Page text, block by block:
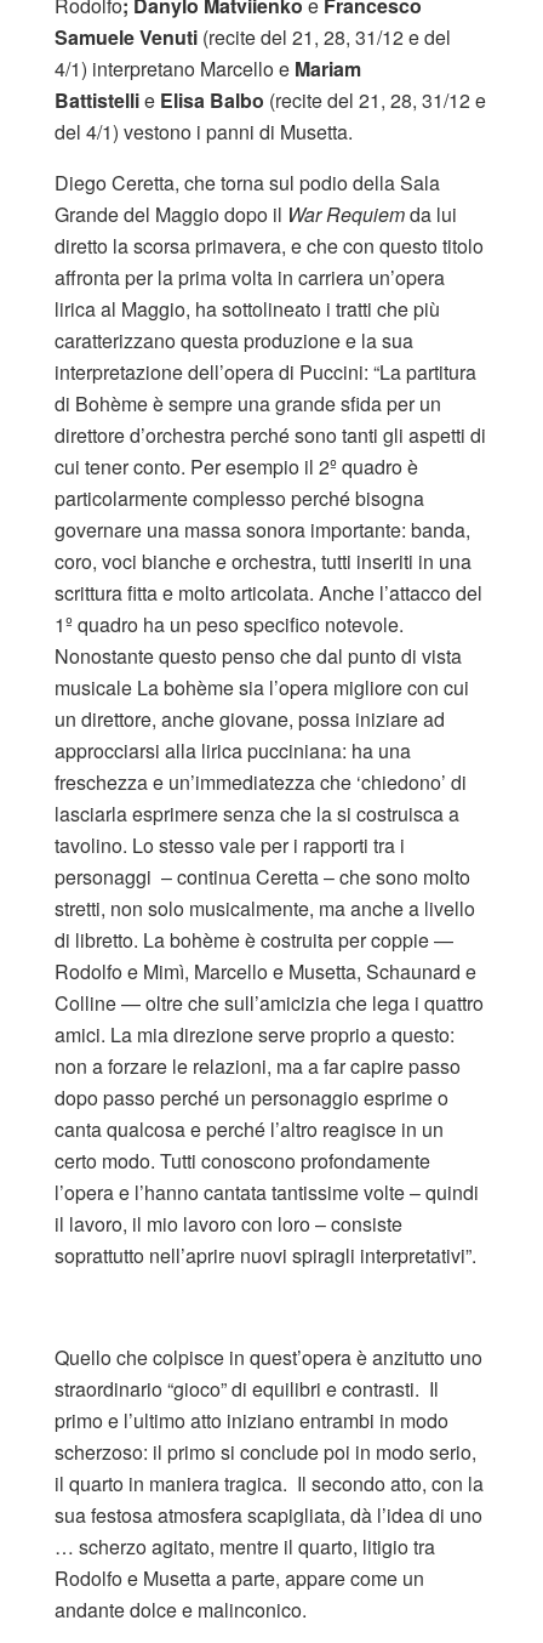
Samuele Venuti (recite del 21, 28, 31/12 e del
4/1) interpretano Marcelloe Mariam
Battistellie Elisa Balbo (recite del 21, 28, 31/12 e
del 4/1) vestono i panni di Musetta.
Diego Ceretta, che torna sul podio della Sala
Grande del Maggio dopo il War Requiemda lui
diretto la scorsa primavera, e che con questo titolo
affronta per la prima volta in carriera un’opera
lirica al Maggio, ha sottolineato i tratti che più
caratterizzano questa produzione e la sua
interpretazione dell’opera di Puccini: “La partitura
di Bohème è sempre una grande sfida per un
direttore d’orchestra perché sono tanti gli aspetti di
cui tener conto. Per esempio il 2º quadro è
particolarmente complesso perché bisogna
governare una massa sonora importante: banda,
coro, voci bianche e orchestra, tutti inseriti in una
scrittura fitta e molto articolata. Anche l’attacco del
1º quadro ha un peso specifico notevole.
Nonostante questo penso che dal punto di vista
musicale La bohème sia l’opera migliore con cui
un direttore, anche giovane, possa iniziare ad
approcciarsi alla lirica pucciniana: ha una
freschezza e un’immediatezza che ‘chiedono’ di
lasciarla esprimere senza che la si costruisca a
tavolino. Lo stesso vale per i rapporti tra i
personaggi – continua Ceretta – che sono molto
stretti, non solo musicalmente, ma anche a livello
di libretto. La bohème è costruita per coppie —
Rodolfo e Mimì, Marcello e Musetta, Schaunard e
Colline — oltre che sull’amicizia che lega i quattro
amici. La mia direzione serve proprio a questo:
non a forzare le relazioni, ma a far capire passo
dopo passo perché un personaggio esprime o
canta qualcosa e perché l’altro reagisce in un
certo modo. Tutti conoscono profondamente
l’opera e l’hanno cantata tantissime volte – quindi
il lavoro, il mio lavoro con loro – consiste
soprattutto nell’aprire nuovi spiragli interpretativi”.
Quello che colpisce in quest’opera è anzitutto uno
straordinario “gioco” di equilibri e contrasti. Il
primo e l’ultimo atto iniziano entrambi in modo
scherzoso: il primo si conclude poi in modo serio,
il quarto in maniera tragica. Il secondo atto, con la
sua festosa atmosfera scapigliata, dà l’idea di uno
… scherzo agitato, mentre il quarto, litigio tra
Rodolfo e Musetta a parte, appare come un
andante dolce e malinconico.